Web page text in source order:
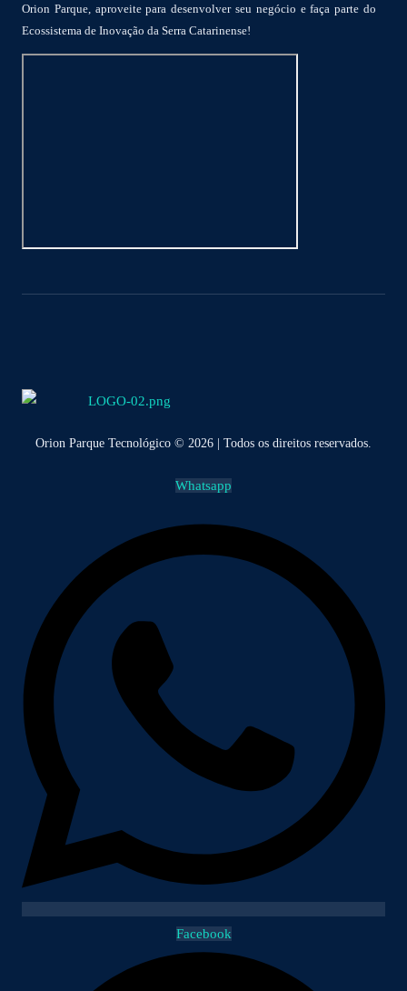
Orion Parque, aproveite para desenvolver seu negócio e faça parte do
Ecossistema de Inovação da Serra Catarinense!
Orion Parque Tecnológico © 2026 | Todos os direitos reservados.
Whatsapp
Facebook